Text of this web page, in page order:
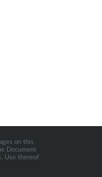
on this
Document
Use thereof